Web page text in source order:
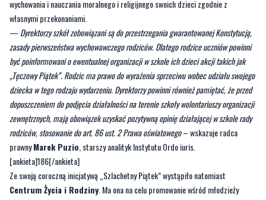
zasady pierwszeństwa wychowawczego rodziców. Dlatego rodzice uczniów powinni
być poinformowani o ewentualnej organizacji w szkole ich dzieci akcji takich jak
„Tęczowy Piątek”. Rodzic ma prawo do wyrażenia sprzeciwu wobec udziału swojego
dziecka w tego rodzaju wydarzeniu. Dyrektorzy powinni również pamiętać, że przed
dopuszczeniem do podjęcia działalności na terenie szkoły wolontariuszy organizacji
zewnętrznych, mają obowiązek uzyskać pozytywną opinię działającej w szkole rady
rodziców, stosowanie do art. 86 ust. 2 Prawa oświatowego– wskazuje radca
prawnyMarek Puzio, starszy analityk Instytutu Ordo iuris.
[ankieta]186[/ankieta]
Ze swoją coroczną inicjatywą „Szlachetny Piątek” wystąpiło natomiast
Centrum Życia i Rodziny. Ma ona na celu promowanie wśród młodzieży
wartości takich jak szlachetność, czystość i wierność. Centrum zachęca uczniów
do przyjścia tego dnia do szkoły w białym ubraniu, a rodziców do wsparcia tej
inicjatywy wśród dzieci.